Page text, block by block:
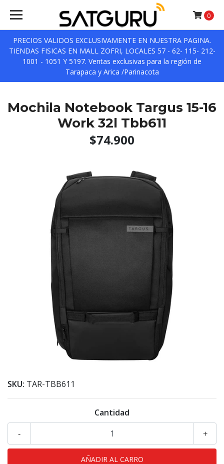
PRECIOS VALIDOS EXCLUSIVAMENTE EN NUESTRA PAGINA.
TIENDAS FISICAS EN MALL ZOFRI, LOCALES 57 - 62- 115- 212-
1001 - 1051 Y 5197. Ventas exclusivas para la región de
Tarapaca y Arica /Parinacota
0
Mochila Notebook Targus 15-16
Work 32l Tbb611
$74.900
SKU: TAR-TBB611
Cantidad
+
-